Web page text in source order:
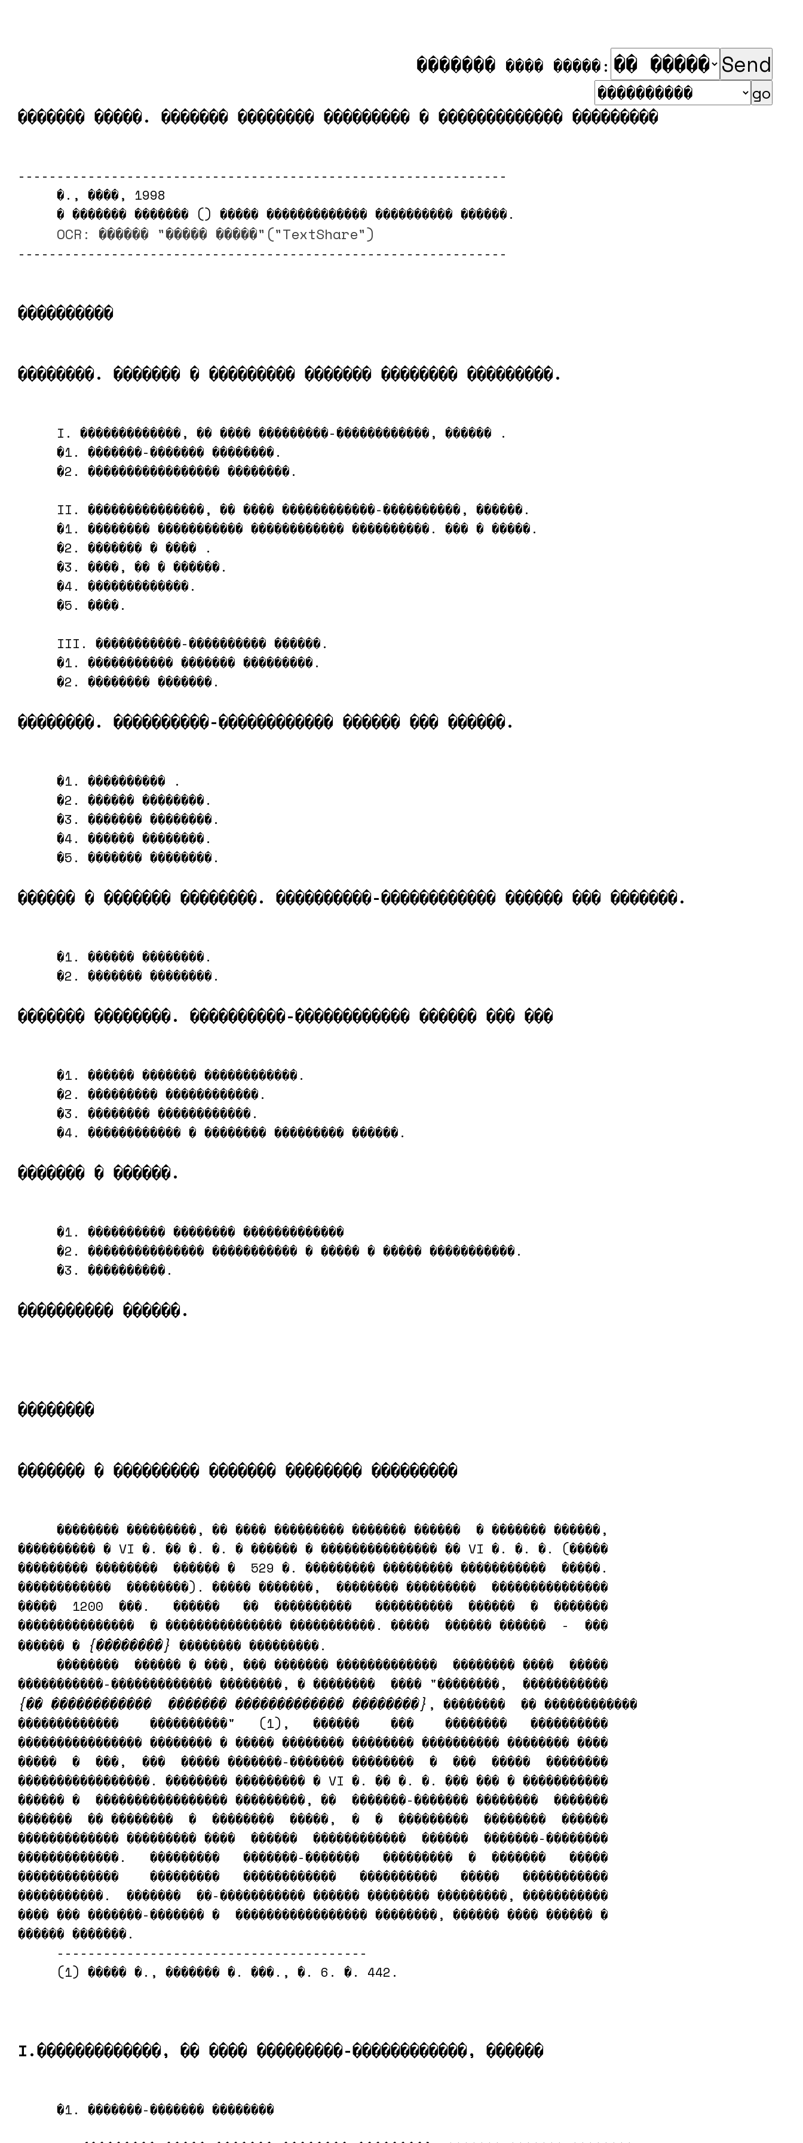
������� ���� �����:
������� �����. ������� �������� ��������� � ������������� ���������
---------------------------------------------------------------
     �., ����, 1998
     � ������� ������� () ����� ������������� ���������� ������.
OCR: ������ "����� �����"("TextShare")
---------------------------------------------------------------
����������
��������. ������� � ��������� ������� �������� ���������.
     I. �������������, �� ���� ���������-������������, ������ .
     �1. �������-������� ��������.
     �2. ����������������� ��������.
     II. ���������������, �� ���� ������������-����������, ������.
     �1. �������� ����������� ������������ ����������. ��� � �����.
     �2. ������� � ���� .
     �3. ����, �� � ������.
     �4. �������������.
     �5. ����.
     III. �����������-���������� ������.
     �1. ����������� ������� ���������.
     �2. �������� �������.
��������. ����������-������������ ������ ��� ������.
     �1. ���������� .
     �2. ������ ��������.
     �3. ������� ��������.
     �4. ������ ��������.
     �5. ������� ��������.
������ � ������� ��������. ����������-������������ ������ ��� �������.
     �1. ������ ��������.
     �2. ������� ��������.
������� ��������. ����������-������������ ������ ��� ���
     �1. ������ ������� ������������.
     �2. ��������� ������������.
     �3. �������� ������������.
     �4. ������������ � �������� ��������� ������.
������� � ������.
     �1. ���������� �������� �������������
     �2. ��������������� ����������� � ����� � ����� �����������.
     �3. ����������.
���������� ������.
��������
������� � ��������� ������� �������� ���������
     �������� ���������, �� ���� ��������� ������� ������  � ������� ������,
���������� � VI �. �� �. �. � ������ � ��������������� �� VI �. �. �. (�����
��������� ��������  ������ �  529 �. ��������� ��������� �����������  �����.
������������  ��������). ����� �������,  �������� ���������  ���������������
�����  1200  ���.   ������   ��  ����������   ����������  ������  �  �������
���������������  � ��������������� �����������. �����  ������ ������  -  ���
������ � {��������} �������� ���������.
     ��������  ������ � ���, ��� ������� �������������  �������� ����  �����
{�� ������������  ������� ������������� ��������} , ��������  �� ������������
�������������    ����������"   (1),   ������    ���    ��������   ����������
���������������� �������� � ����� �������� �������� ���������� �������� ����
�����  �  ���,  ���  ����� �������-������� ��������  �  ���  �����  ��������
�����������������. �������� ��������� � VI �. �� �. �. ��� ��� � �����������
������ �  ����������������� ���������, ��  �������-������� ��������  �������
�������  �� ��������  �  ��������  �����,  �  �  ���������  ��������  ������
������������� ��������� ����  ������  ������������  ������  �������-��������
�������������.   ���������   �������-�������   ���������  �  �������   �����
�������������    ���������   ������������   ����������   �����   �����������
�����������.  �������  ��-����������� ������ �������� ���������, �����������
���� ��� �������-������� �  ����������������� ��������, ������ ���� ������ �
������ �������.
     ----------------------------------------
     (1) ����� �., ������� �. ���., �. 6. �. 442.
I.�������������, �� ���� ���������-������������, ������
     �1. �������-������� ��������